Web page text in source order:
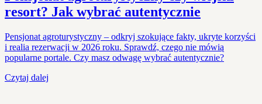
resort? Jak wybrać autentycznie
Pensjonat agroturystyczny – odkryj szokujące fakty, ukryte korzyści
i realia rezerwacji w 2026 roku. Sprawdź, czego nie mówią
popularne portale. Czy masz odwagę wybrać autentycznie?
Czytaj dalej